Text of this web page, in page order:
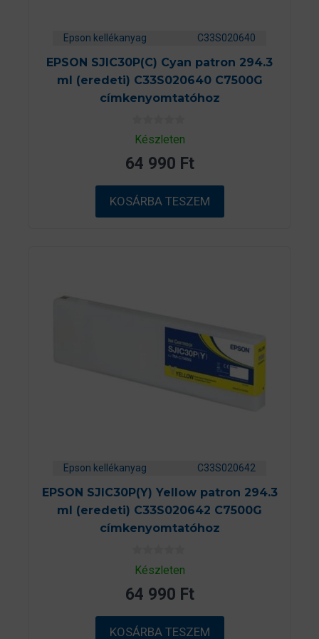
Epson kellékanyag C33S020640
EPSON SJIC30P(C) Cyan patron 294.3
ml (eredeti) C33S020640 C7500G
címkenyomtatóhoz
0
a
5
b
ő
l
Készleten
64 990 Ft
KOSÁRBA TESZEM
Epson kellékanyag C33S020642
EPSON SJIC30P(Y) Yellow patron 294.3
ml (eredeti) C33S020642 C7500G
címkenyomtatóhoz
0
a
5
b
ő
l
Készleten
64 990 Ft
KOSÁRBA TESZEM